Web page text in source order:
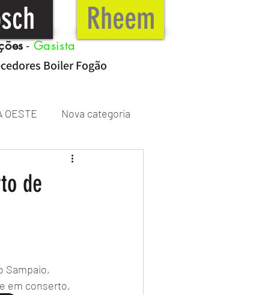
Rheem
-Gasista
Boiler Fogão
OESTE Nova categoria
de
Sampaio,
em conserto,